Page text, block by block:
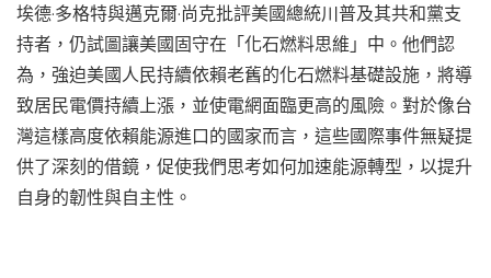
埃德·多格特與邁克爾·尚克批評美國總統川普及其共和黨支
持者，仍試圖讓美國固守在「化石燃料思維」中。他們認
為，強迫美國人民持續依賴老舊的化石燃料基礎設施，將導
致居民電價持續上漲，並使電網面臨更高的風險。對於像台
灣這樣高度依賴能源進口的國家而言，這些國際事件無疑提
供了深刻的借鏡，促使我們思考如何加速能源轉型，以提升
自身的韌性與自主性。